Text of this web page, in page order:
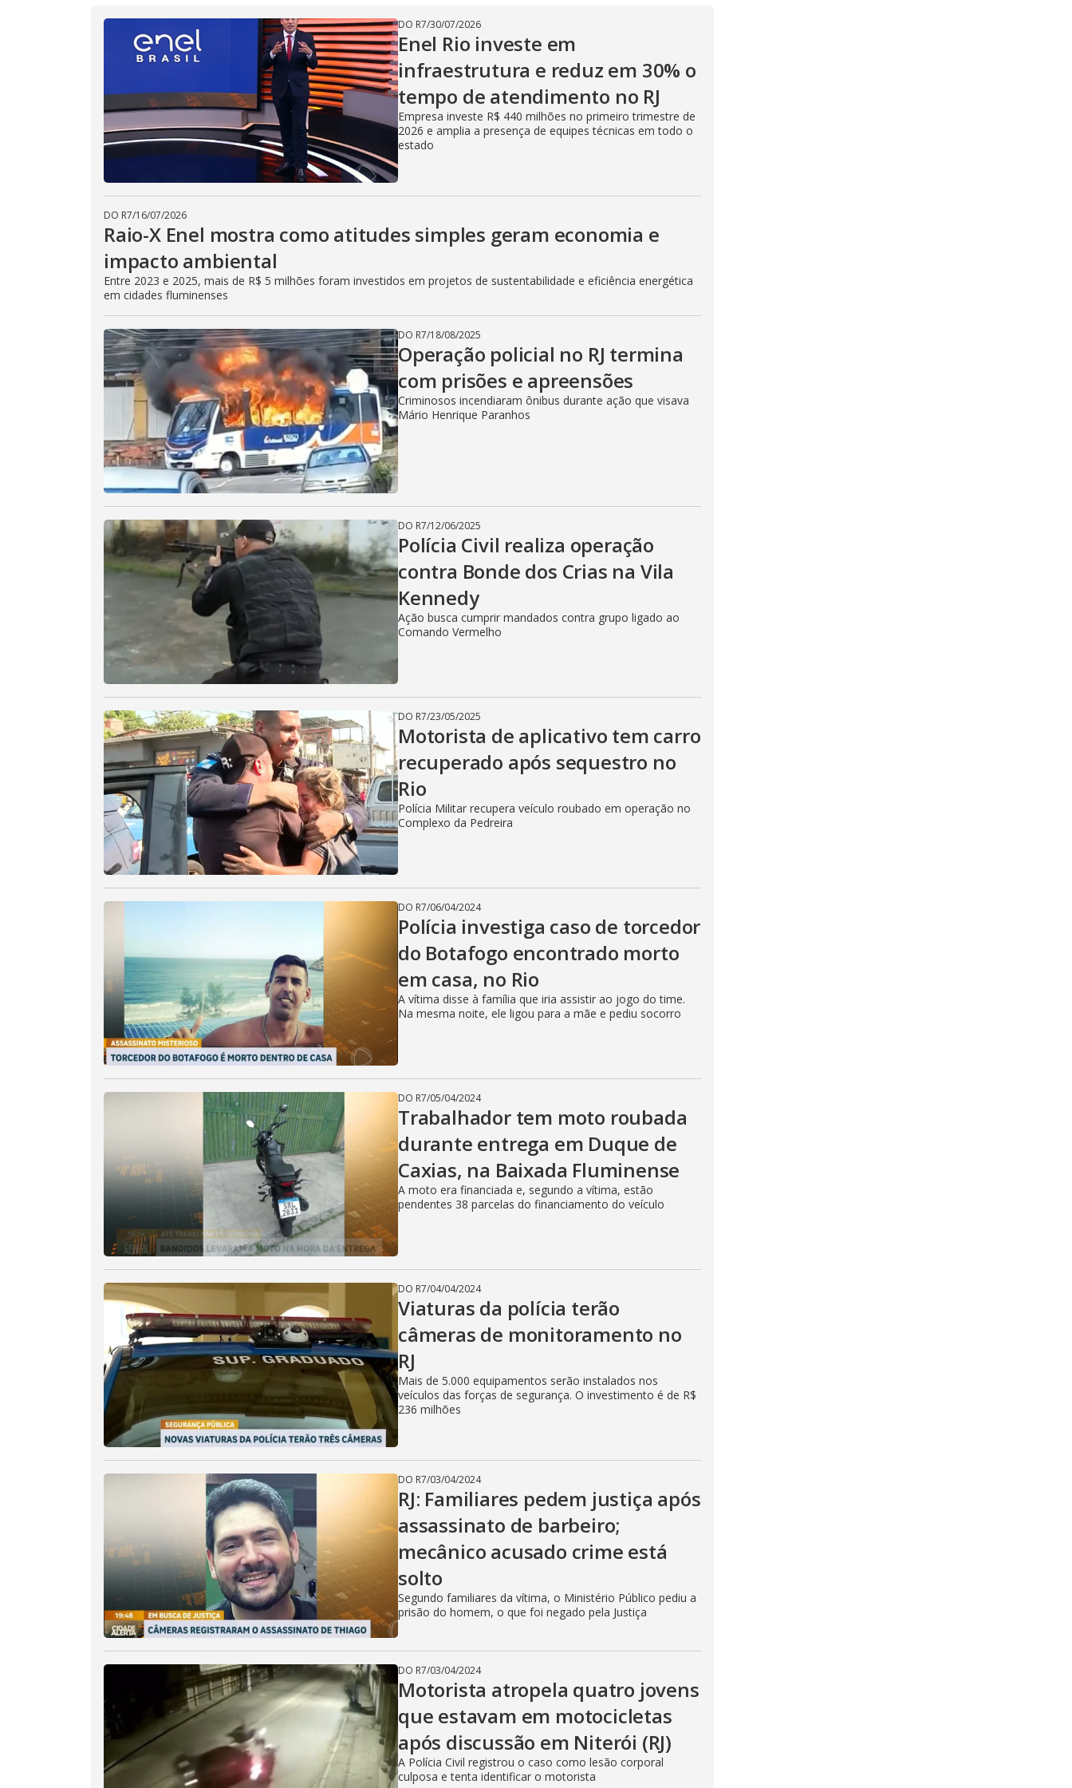
V
i
d
e
o
DO R7/30/07/2026
Enel Rio investe em
infraestrutura e reduz em 30% o
tempo de atendimento no RJ
Empresa investe R$ 440 milhões no primeiro trimestre de
2026 e amplia a presença de equipes técnicas em todo o
estado
DO R7/16/07/2026
Raio-X Enel mostra como atitudes simples geram economia e
impacto ambiental
Entre 2023 e 2025, mais de R$ 5 milhões foram investidos em projetos de sustentabilidade e eficiência energética
em cidades fluminenses
DO R7/18/08/2025
Operação policial no RJ termina
com prisões e apreensões
Criminosos incendiaram ônibus durante ação que visava
Mário Henrique Paranhos
DO R7/12/06/2025
Polícia Civil realiza operação
contra Bonde dos Crias na Vila
Kennedy
Ação busca cumprir mandados contra grupo ligado ao
Comando Vermelho
DO R7/23/05/2025
Motorista de aplicativo tem carro
recuperado após sequestro no
Rio
Polícia Militar recupera veículo roubado em operação no
Complexo da Pedreira
DO R7/06/04/2024
Polícia investiga caso de torcedor
do Botafogo encontrado morto
em casa, no Rio
A vítima disse à família que iria assistir ao jogo do time.
Na mesma noite, ele ligou para a mãe e pediu socorro
DO R7/05/04/2024
Trabalhador tem moto roubada
durante entrega em Duque de
Caxias, na Baixada Fluminense
A moto era financiada e, segundo a vítima, estão
pendentes 38 parcelas do financiamento do veículo
DO R7/04/04/2024
Viaturas da polícia terão
câmeras de monitoramento no
RJ
Mais de 5.000 equipamentos serão instalados nos
veículos das forças de segurança. O investimento é de R$
236 milhões
DO R7/03/04/2024
RJ: Familiares pedem justiça após
assassinato de barbeiro;
mecânico acusado crime está
solto
Segundo familiares da vítima, o Ministério Público pediu a
prisão do homem, o que foi negado pela Justiça
DO R7/03/04/2024
Motorista atropela quatro jovens
que estavam em motocicletas
após discussão em Niterói (RJ)
A Polícia Civil registrou o caso como lesão corporal
culposa e tenta identificar o motorista